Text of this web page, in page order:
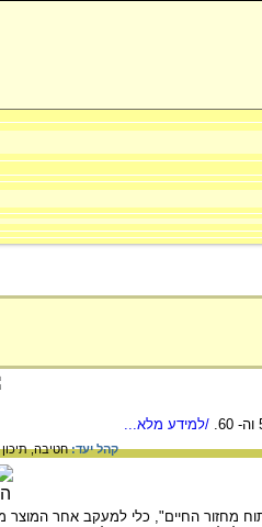
/למידע מלא...
קהל יעד:חטיבה,תיכון
מחזור החיים", כלי למעקב אחר המוצר